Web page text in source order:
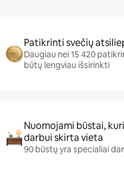
Patikrinti svečių
Daugiau nei 15 420
būtų lengviau išsirinkti
Nuomojami būstai,
darbui skirta vieta
90 būstų yra specialiai